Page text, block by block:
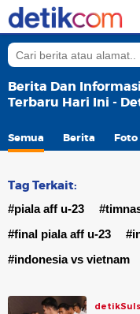
Berita Dan
Terbaru Hari Ini -
Semua Berita Foto
Tag Terkait:
#piala aff u-23
#final piala aff u-23
#indonesia vs vietnam